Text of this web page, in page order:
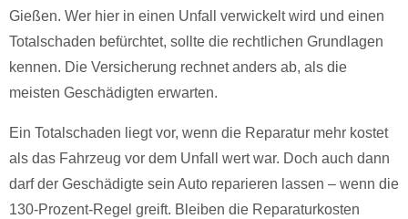
Gießen. Wer hier in einen Unfall verwickelt wird und einen
Totalschaden befürchtet, sollte die rechtlichen Grundlagen
kennen. Die Versicherung rechnet anders ab, als die
meisten Geschädigten erwarten.
Ein Totalschaden liegt vor, wenn die Reparatur mehr kostet
als das Fahrzeug vor dem Unfall wert war. Doch auch dann
darf der Geschädigte sein Auto reparieren lassen – wenn die
130-Prozent-Regel greift. Bleiben die Reparaturkosten